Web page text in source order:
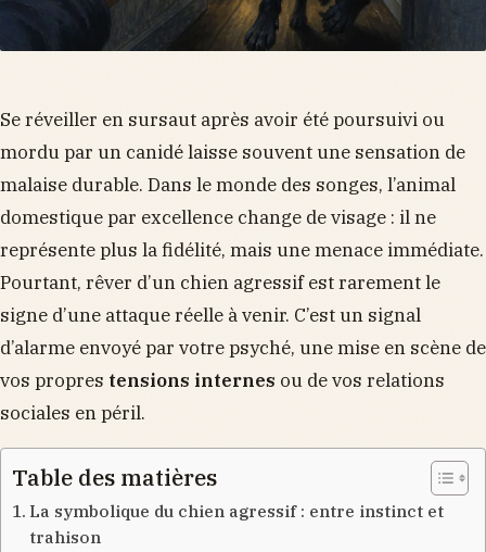
Se réveiller en sursaut après avoir été poursuivi ou
mordu par un canidé laisse souvent une sensation de
malaise durable. Dans le monde des songes, l’animal
domestique par excellence change de visage : il ne
représente plus la fidélité, mais une menace immédiate.
Pourtant, rêver d’un chien agressif est rarement le
signe d’une attaque réelle à venir. C’est un signal
d’alarme envoyé par votre psyché, une mise en scène de
vos propres tensions internes ou de vos relations
sociales en péril.
Table des matières
La symbolique du chien agressif : entre instinct et
trahison